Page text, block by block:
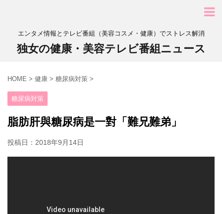
エンタメ情報とテレビ番組（美容コスメ・健康）でストレス解消
独女の健康・美容テレビ番組ニュース
HOME > 健康 > 糖尿病対策 >
糖尿病対策
脂肪肝與糖尿病是一對「難兄難弟」
投稿日： 2018年9月14日